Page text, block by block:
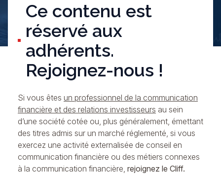
Ce contenu est
réservé aux
adhérents.
Rejoignez-nous !
Si vous êtes un professionnel de la communication
financière et des relations investisseurs au sein
d’une société cotée ou, plus généralement, émettant
des titres admis sur un marché réglementé, si vous
exercez une activité externalisée de conseil en
communication financière ou des métiers connexes
à la communication financière, rejoignez le Cliff.